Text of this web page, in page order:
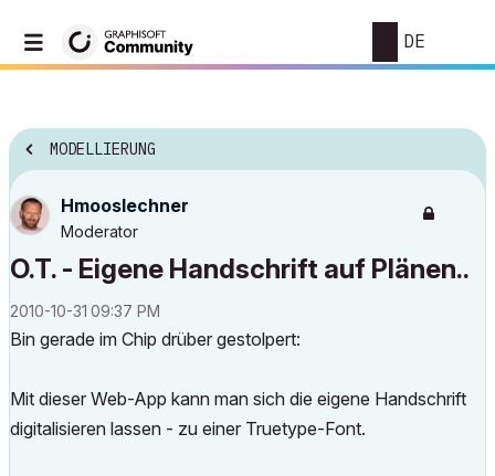
DE
MODELLIERUNG
Hmooslechner
Moderator
O.T. - Eigene Handschrift auf Plänen..
‎2010-10-31 09:37 PM
Bin gerade im Chip drüber gestolpert:
Mit dieser Web-App kann man sich die eigene Handschrift
digitalisieren lassen - zu einer Truetype-Font.